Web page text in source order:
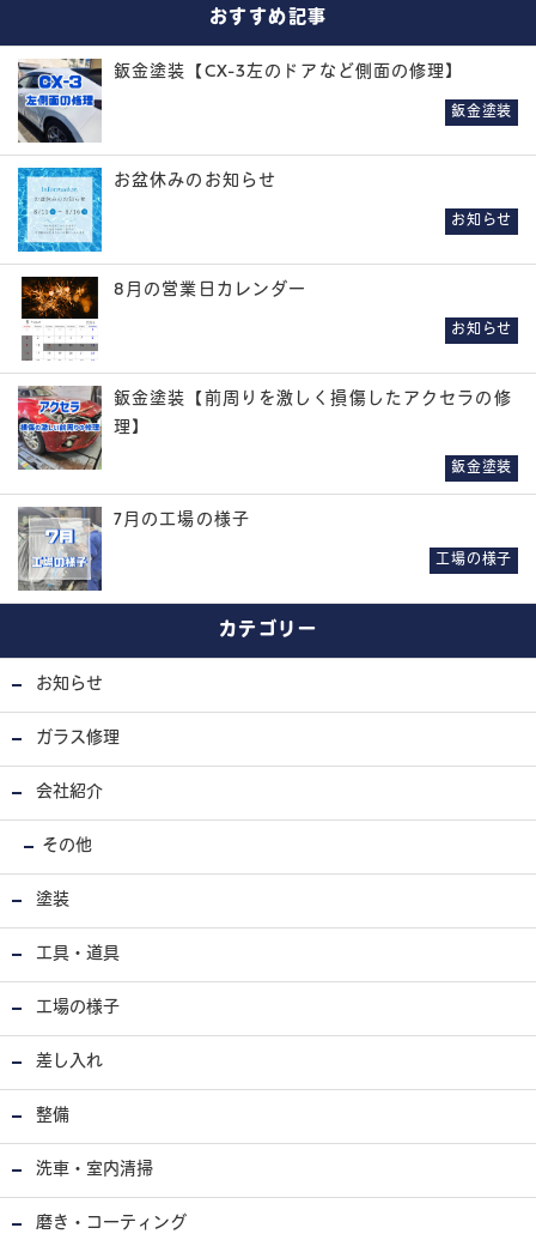
おすすめ記事
鈑金塗装【CX-3左のドアなど側面の修理】
鈑金塗装
お盆休みのお知らせ
お知らせ
8月の営業日カレンダー
お知らせ
鈑金塗装【前周りを激しく損傷したアクセラの修
理】
鈑金塗装
7月の工場の様子
工場の様子
カテゴリー
お知らせ
ガラス修理
会社紹介
その他
塗装
工具・道具
工場の様子
差し入れ
整備
洗車・室内清掃
磨き・コーティング